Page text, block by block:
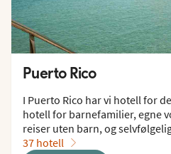
Puerto Rico
I Puerto Rico har vi hotell for
hotell for barnefamilier, egne
reiser uten barn, og
37 hotell